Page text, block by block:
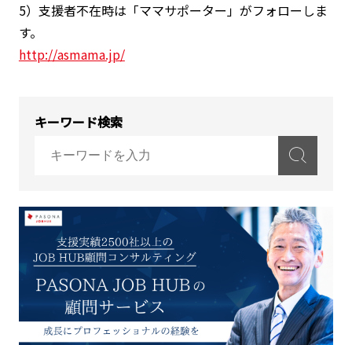
5）支援者不在時は「ママサポーター」がフォローしま
す。
http://asmama.jp/
キーワード検索